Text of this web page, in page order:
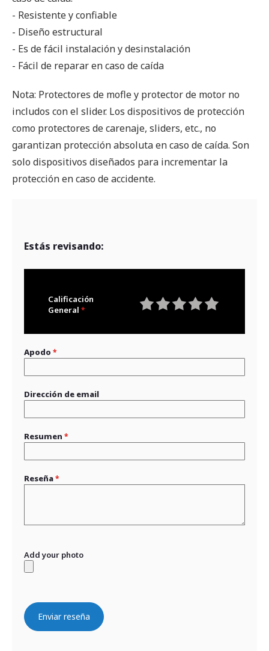
- Resistente y confiable
- Diseño estructural
- Es de fácil instalación y desinstalación
- Fácil de reparar en caso de caída
Nota: Protectores de mofle y protector de motor no
includos con el slider. Los dispositivos de protección
como protectores de carenaje, sliders, etc., no
garantizan protección absoluta en caso de caída. Son
solo dispositivos diseñados para incrementar la
protección en caso de accidente.
Estás revisando:
Calificación
General
Apodo
Dirección de email
Resumen
Reseña
Add your photo
Enviar reseña